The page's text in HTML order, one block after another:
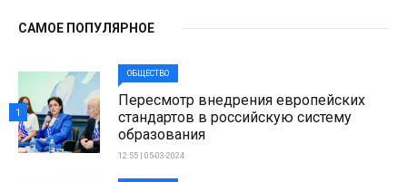
САМОЕ ПОПУЛЯРНОЕ
ОБЩЕСТВО
Пересмотр внедрения европейских
стандартов в российскую систему
образования
12:55 | 05-03-2024
1